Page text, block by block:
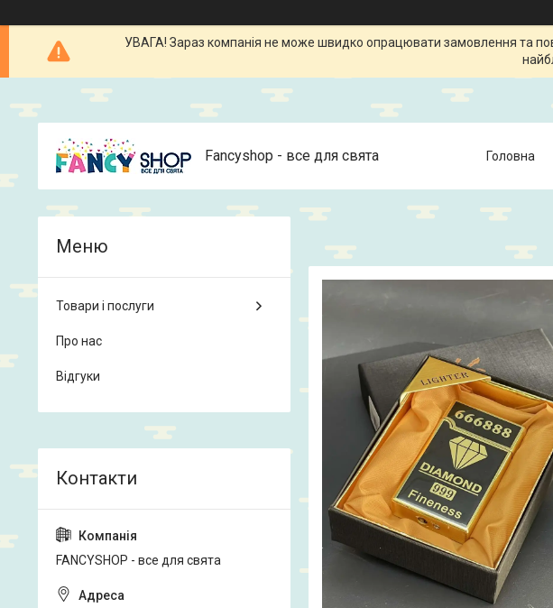
УВАГА! Зараз компанія не може швидко опрацювати замовлення та
Fancyshop - все для свята Головна
Товари і послуги
Про нас
Відгуки
FANCYSHOP - все для свята